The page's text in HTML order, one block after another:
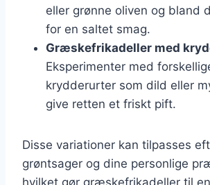
eller grønne oliven og bland
for en saltet smag.
Græskefrikadeller med
Eksperimenter med
krydderurter som dild eller
give retten et friskt pift.
Disse variationer kan tilpasses
grøntsager og dine personlige
hvilket gør græskefrikadeller til